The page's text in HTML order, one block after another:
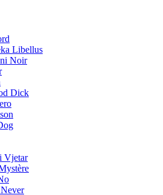
Libellus
Noir
Dick
Vjetar